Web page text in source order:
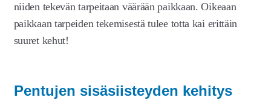
niiden tekevän tarpeitaan väärään paikkaan. Oikeaan
paikkaan tarpeiden tekemisestä tulee totta kai erittäin
suuret kehut!
Pentujen sisäsiisteyden kehitys